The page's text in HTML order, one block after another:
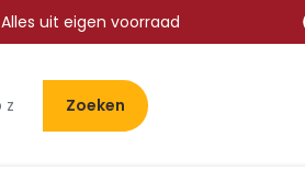
Alles uit eigen voorraad
Zoeken